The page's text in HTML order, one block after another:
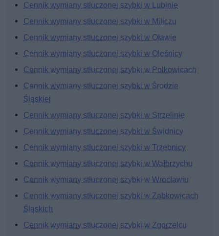
Cennik wymiany stłuczonej szybki w Lubinie
Cennik wymiany stłuczonej szybki w Miliczu
Cennik wymiany stłuczonej szybki w Oławie
Cennik wymiany stłuczonej szybki w Oleśnicy
Cennik wymiany stłuczonej szybki w Polkowicach
Cennik wymiany stłuczonej szybki w Środzie
Śląskiej
Cennik wymiany stłuczonej szybki w Strzelinie
Cennik wymiany stłuczonej szybki w Świdnicy
Cennik wymiany stłuczonej szybki w Trzebnicy
Cennik wymiany stłuczonej szybki w Wałbrzychu
Cennik wymiany stłuczonej szybki w Wrocławiu
Cennik wymiany stłuczonej szybki w Ząbkowicach
Śląskich
Cennik wymiany stłuczonej szybki w Zgorzelcu